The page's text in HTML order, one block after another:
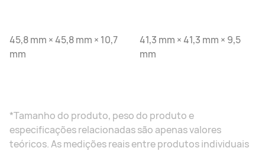
45,8 mm × 45,8 mm × 10,7
mm
41,3 mm × 41,3 mm × 9,5
mm
*Tamanho do produto, peso do produto e
especificações relacionadas são apenas valores
teóricos. As medições reais entre produtos individuais